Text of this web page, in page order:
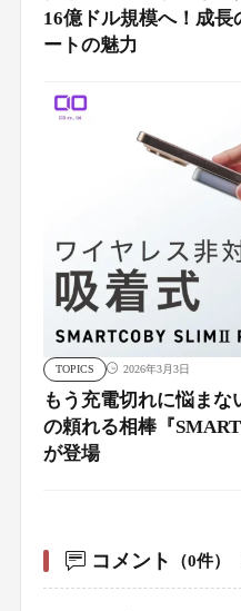
16億ドル規模へ！成
ートの魅力
TOPICS 2026年3月3日
もう充電切れに悩まな
の頼れる相棒『
が登場
コメント （0件）